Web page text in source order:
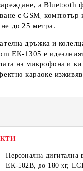
а Bluetooth
с GSM, компютър
до 25 метра.
дръжка и
EK-1305 е
на микрофона и
караоке
Персонална дигитална
ЕК-502B, до 180 кг,